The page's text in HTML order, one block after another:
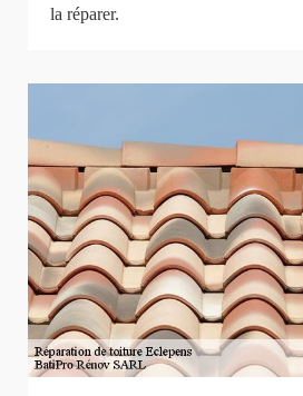
la réparer.